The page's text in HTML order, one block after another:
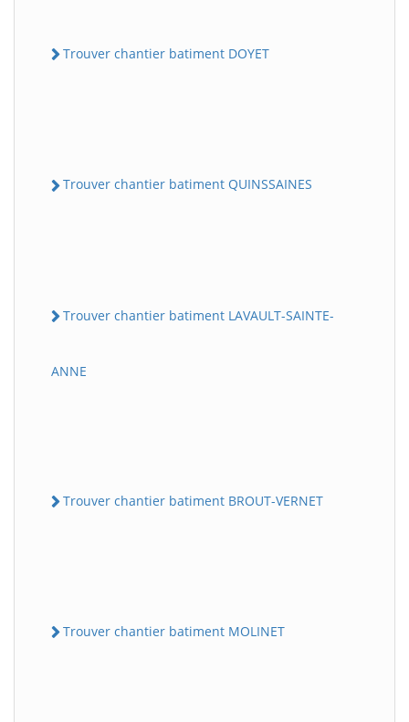
Trouver chantier batiment DOYET
Trouver chantier batiment QUINSSAINES
Trouver chantier batiment LAVAULT-SAINTE-
ANNE
Trouver chantier batiment BROUT-VERNET
Trouver chantier batiment MOLINET